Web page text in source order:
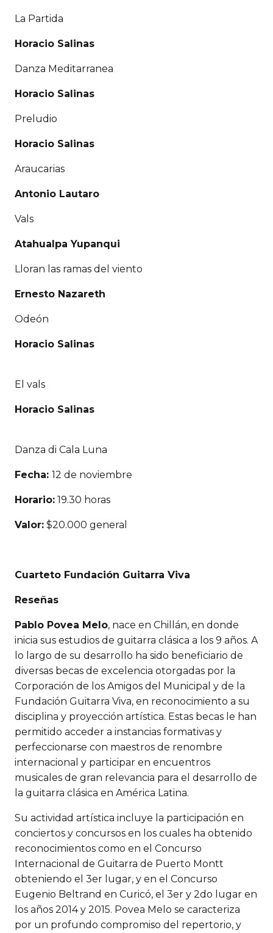
La Partida
Horacio Salinas
Danza Meditarranea
Horacio Salinas
Preludio
Horacio Salinas
Araucarias
Antonio Lautaro
Vals
Atahualpa Yupanqui
Lloran las ramas del viento
Ernesto Nazareth
Odeón
Horacio Salinas
El vals
Horacio Salinas
Danza di Cala Luna
Fecha: 12 de noviembre
Horario: 19.30 horas
Valor: $20.000 general
Cuarteto Fundación Guitarra Viva
Reseñas
Pablo Povea Melo, nace en Chillán, en donde
inicia sus estudios de guitarra clásica a los 9 años. A
lo largo de su desarrollo ha sido beneficiario de
diversas becas de excelencia otorgadas por la
Corporación de los Amigos del Municipal y de la
Fundación Guitarra Viva, en reconocimiento a su
disciplina y proyección artística. Estas becas le han
permitido acceder a instancias formativas y
perfeccionarse con maestros de renombre
internacional y participar en encuentros
musicales de gran relevancia para el desarrollo de
la guitarra clásica en América Latina.
Su actividad artística incluye la participación en
conciertos y concursos en los cuales ha obtenido
reconocimientos como en el Concurso
Internacional de Guitarra de Puerto Montt
obteniendo el 3er lugar, y en el Concurso
Eugenio Beltrand en Curicó, el 3er y 2do lugar en
los años 2014 y 2015. Povea Melo se caracteriza
por un profundo compromiso del repertorio, y